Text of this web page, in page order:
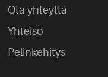
Ota yhteyttä
Yhteisö
Pelinkehitys